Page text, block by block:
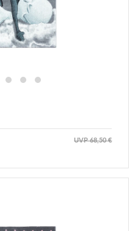
UVP 68,50 €